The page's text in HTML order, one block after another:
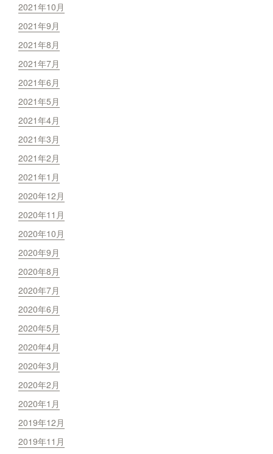
2021年10月
2021年9月
2021年8月
2021年7月
2021年6月
2021年5月
2021年4月
2021年3月
2021年2月
2021年1月
2020年12月
2020年11月
2020年10月
2020年9月
2020年8月
2020年7月
2020年6月
2020年5月
2020年4月
2020年3月
2020年2月
2020年1月
2019年12月
2019年11月